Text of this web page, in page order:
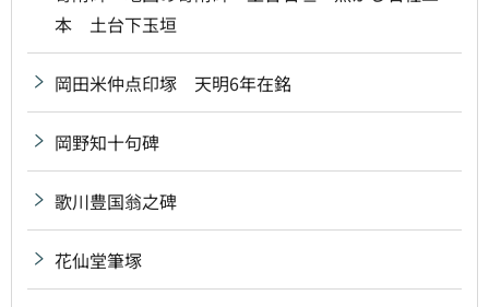
本 土台下玉垣
岡田米仲点印塚 天明6年在銘
岡野知十句碑
歌川豊国翁之碑
花仙堂筆塚